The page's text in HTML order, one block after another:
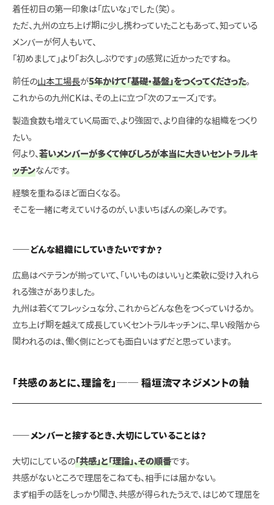
着任初日の第一印象は「広いな」でした（笑）。
ただ、九州の立ち上げ期に少し携わっていたこともあって、知っている
メンバーが何人もいて、
「初めまして」より「お久しぶりです」の感覚に近かったですね。
前任の山本工場長が5年かけて「基礎・基盤」をつくってくださった。
これからの九州CKは、その上に立つ「次のフェーズ」です。
製造食数も増えていく局面で、より強固で、より自律的な組織をつくり
たい。
何より、 若いメンバーが多くて伸びしろが本当に大きいセントラルキ
ッチンなんです。
経験を重ねるほど面白くなる。
そこを一緒に考えていけるのが、いまいちばんの楽しみです。
——どんな組織にしていきたいですか？
広島はベテランが揃っていて、「いいものはいい」と柔軟に受け入れら
れる強さがありました。
九州は若くてフレッシュな分、これからどんな色をつくっていけるか。
立ち上げ期を越えて成長していくセントラルキッチンに、早い段階から
関われるのは、働く側にとっても面白いはずだと思っています。
「共感のあとに、理論を」── 稲垣流マネジメントの軸
——メンバーと接するとき、大切にしていることは？
大切にしているの「共感」と「理論」、その順番です。
共感がないところで理屈をこねても、相手には届かない。
まず相手の話をしっかり聞き、共感が得られたうえで、はじめて理屈を